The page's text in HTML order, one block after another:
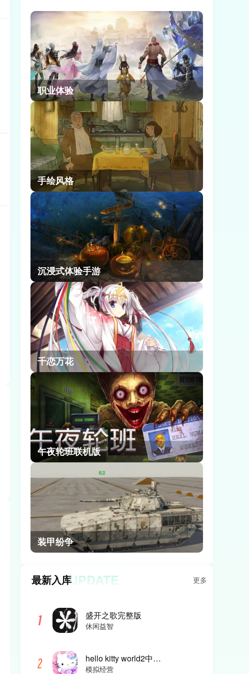
后期的成熟方案。小编今天就来给大
家详细讲讲蜀山幻想志各职业及站位
怎么样。
职业体验
手绘风格
沉浸式体验手游
千恋万花
午夜轮班联机版
装甲纷争
最新入库UPDATE 更多
盛开之歌完整版
休闲益智
hello kitty world2中文版
模拟经营